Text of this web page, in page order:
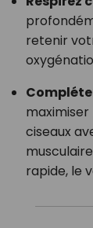
retenir
maximiser
ciseaux
rapide, le